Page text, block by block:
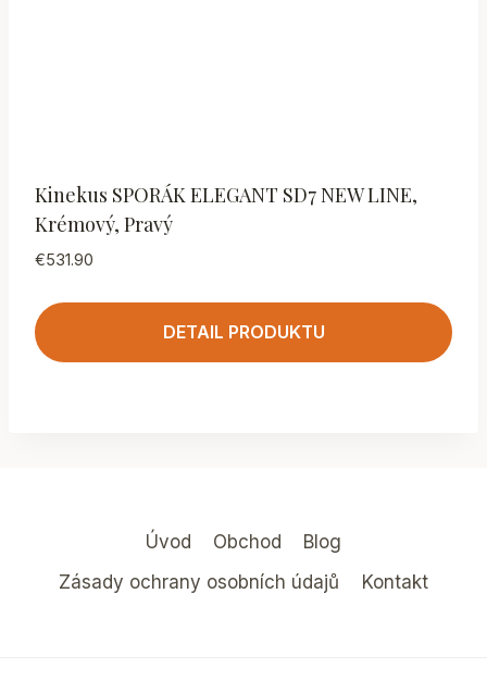
Kinekus SPORÁK ELEGANT SD7 NEW LINE,
Krémový, Pravý
€531.90
DETAIL PRODUKTU
Úvod Obchod
Blog
Zásady ochrany osobních údajů
Kontakt